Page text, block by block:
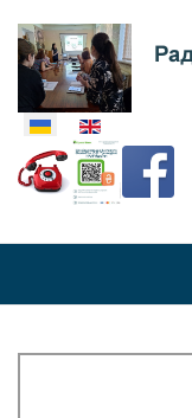
Оберіть свою мову